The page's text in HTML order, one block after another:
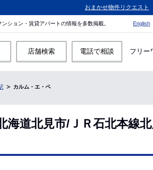
おまかせ物件リクエスト
ション・賃貸アパートの情報を多数掲載。 English
店舗検索 電話で相談 フリー
カルム・エ・ペ
海道北見市/ＪＲ石北本線